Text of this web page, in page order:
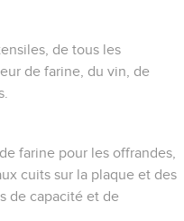
de tous les
de farine, du vin, de
farine pour les offrandes,
cuits sur la plaque et des
de capacité et de